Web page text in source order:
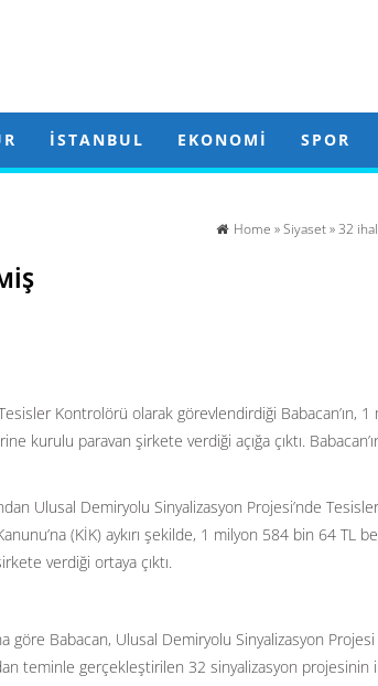
İSTANBUL EKONOMI SPOR
Home »Siyaset» 32
Kontrolörü olarak görevlendirdiği Babacan’ın,
kurulu paravan şirkete verdiği açığa çıktı.
Ulusal Demiryolu Sinyalizasyon Projesi’nde
(KİK) aykırı şekilde, 1 milyon 584 bin 64 TL
verdiği ortaya çıktı.
göre Babacan, Ulusal Demiryolu Sinyalizasyon
teminle gerçekleştirilen 32 sinyalizasyon projesinin